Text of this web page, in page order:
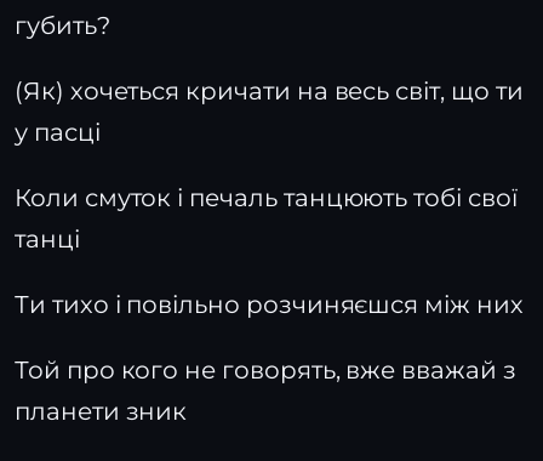
губить?
(Як) хочеться кричати на весь світ, що ти
у пасці
Коли смуток і печаль танцюють тобі свої
танці
Ти тихо і повільно розчиняєшся між них
Той про кого не говорять, вже вважай з
планети зник